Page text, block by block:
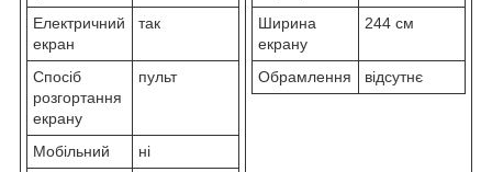
Електричний
екран
так
Спосіб
розгортання
екрану
пульт
Мобільний
ні
Ширина
екрану
244 см
Обрамлення відсутнє